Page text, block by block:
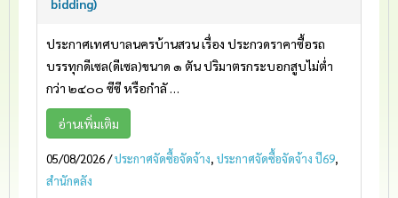
ประกาศเทศบาลนครบ้านสวน เรื่อง ประกวดราคาซื้อรถ
บรรทุกดีเซล(ดีเซล)ขนาด ๑ ตัน ปริมาตรกระบอกสูบไม่ต่ำ
กว่า ๒๔๐๐ ซีซี หรือกำลั …
อ่านเพิ่มเติม
05/08/2026/ประกาศจัดซื้อจัดจ้าง, ประกาศจัดซื้อจัดจ้าง ปี69,
สำนักคลัง